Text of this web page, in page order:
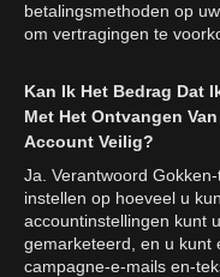
betalingsmethoden op
om vertragingen te
Kan Ik Het Bedrag Dat
Met Het Ontvangen
Account Veilig?
Ja. Verantwoord
instellen op hoeveel u
accountinstellingen kunt
gemarketeerd, en u kunt
campagne-e-mails en-